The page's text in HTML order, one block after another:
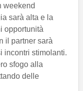
weekend
sarà alta e la
opportunità
il partner sarà
incontri stimolanti.
sfogo alla
delle